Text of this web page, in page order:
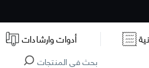
أدوات وارشادات